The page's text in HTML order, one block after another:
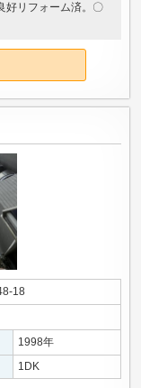
好リフォーム済。〇
18
1998年
1DK